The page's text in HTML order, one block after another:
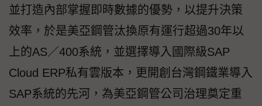
並打造內部掌握即時數據的優勢，以提升決策
效率，於是美亞鋼管汰換原有運行超過30年以
上的AS／400系統，並選擇導入國際級SAP
Cloud ERP私有雲版本，更開創台灣鋼鐵業導入
SAP系統的先河，為美亞鋼管公司治理奠定重